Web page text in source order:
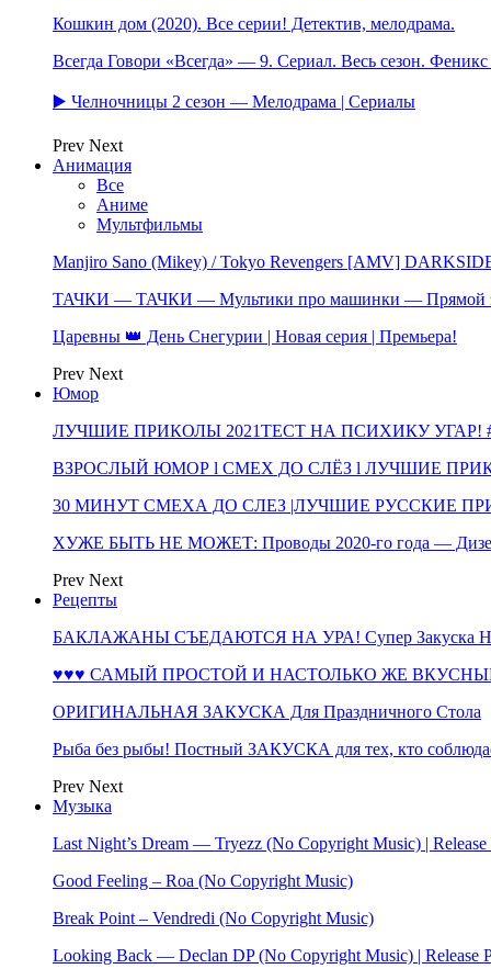
Кошкин дом (2020). Все серии! Детектив, мелодрама.
Всегда Говори «Всегда» — 9. Сериал. Весь сезон.
▶️ Челночницы 2 сезон — Мелодрама | Сериалы
Prev Next
Анимация
Все
Аниме
Мультфильмы
Manjiro Sano (Mikey) / Tokyo Revengers [AMV]
ТАЧКИ — ТАЧКИ — Мультики про машинки — Прямой
Царевны 👑 День Снегурии | Новая серия | Премьера!
Prev Next
Юмор
ЛУЧШИЕ ПРИКОЛЫ 2021ТЕСТ НА ПСИХИКУ УГАР!
ВЗРОСЛЫЙ ЮМОР l СМЕХ ДО СЛЁЗ l ЛУЧШИЕ
30 МИНУТ СМЕХА ДО СЛЕЗ |ЛУЧШИЕ РУССКИЕ
ХУЖЕ БЫТЬ НЕ МОЖЕТ: Проводы 2020-го года —
Prev Next
Рецепты
БАКЛАЖАНЫ СЪЕДАЮТСЯ НА УРА! Супер Закуска НА
♥♥♥ САМЫЙ ПРОСТОЙ И НАСТОЛЬКО ЖЕ
ОРИГИНАЛЬНАЯ ЗАКУСКА Для Праздничного Стола
Рыба без рыбы! Постный ЗАКУСКА для тех, кто
Prev Next
Музыка
Last Night’s Dream — Tryezz (No Copyright Music) | Release
Good Feeling – Roa (No Copyright Music)
Break Point – Vendredi (No Copyright Music)
Looking Back — Declan DP (No Copyright Music) | Release